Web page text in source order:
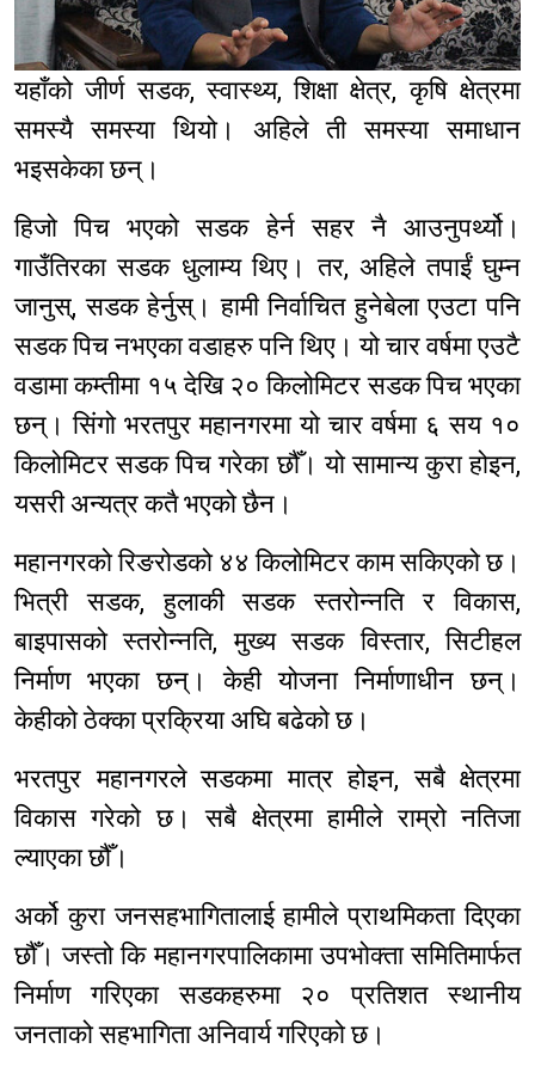
यहाँको जीर्ण सडक, स्वास्थ्य, शिक्षा क्षेत्र, कृषि क्षेत्रमा
समस्यै समस्या थियो। अहिले ती समस्या समाधान
भइसकेका छन्।
हिजो पिच भएको सडक हेर्न सहर नै आउनुपर्थ्यो।
गाउँतिरका सडक धुलाम्य थिए। तर, अहिले तपाईं घुम्न
जानुस्, सडक हेर्नुस्। हामी निर्वाचित हुनेबेला एउटा पनि
सडक पिच नभएका वडाहरु पनि थिए। यो चार वर्षमा एउटै
वडामा कम्तीमा १५ देखि २० किलोमिटर सडक पिच भएका
छन्। सिंगो भरतपुर महानगरमा यो चार वर्षमा ६ सय १०
किलोमिटर सडक पिच गरेका छौँ। यो सामान्य कुरा होइन,
यसरी अन्यत्र कतै भएको छैन।
महानगरको रिङरोडको ४४ किलोमिटर काम सकिएको छ।
भित्री सडक, हुलाकी सडक स्तरोन्नति र विकास,
बाइपासको स्तरोन्नति, मुख्य सडक विस्तार, सिटीहल
निर्माण भएका छन्। केही योजना निर्माणाधीन छन्।
केहीको ठेक्का प्रक्रिया अघि बढेको छ।
भरतपुर महानगरले सडकमा मात्र होइन, सबै क्षेत्रमा
विकास गरेको छ। सबै क्षेत्रमा हामीले राम्रो नतिजा
ल्याएका छौँ।
अर्को कुरा जनसहभागितालाई हामीले प्राथमिकता दिएका
छौँ। जस्तो कि महानगरपालिकामा उपभोक्ता समितिमार्फत
निर्माण गरिएका सडकहरुमा २० प्रतिशत स्थानीय
जनताको सहभागिता अनिवार्य गरिएको छ।